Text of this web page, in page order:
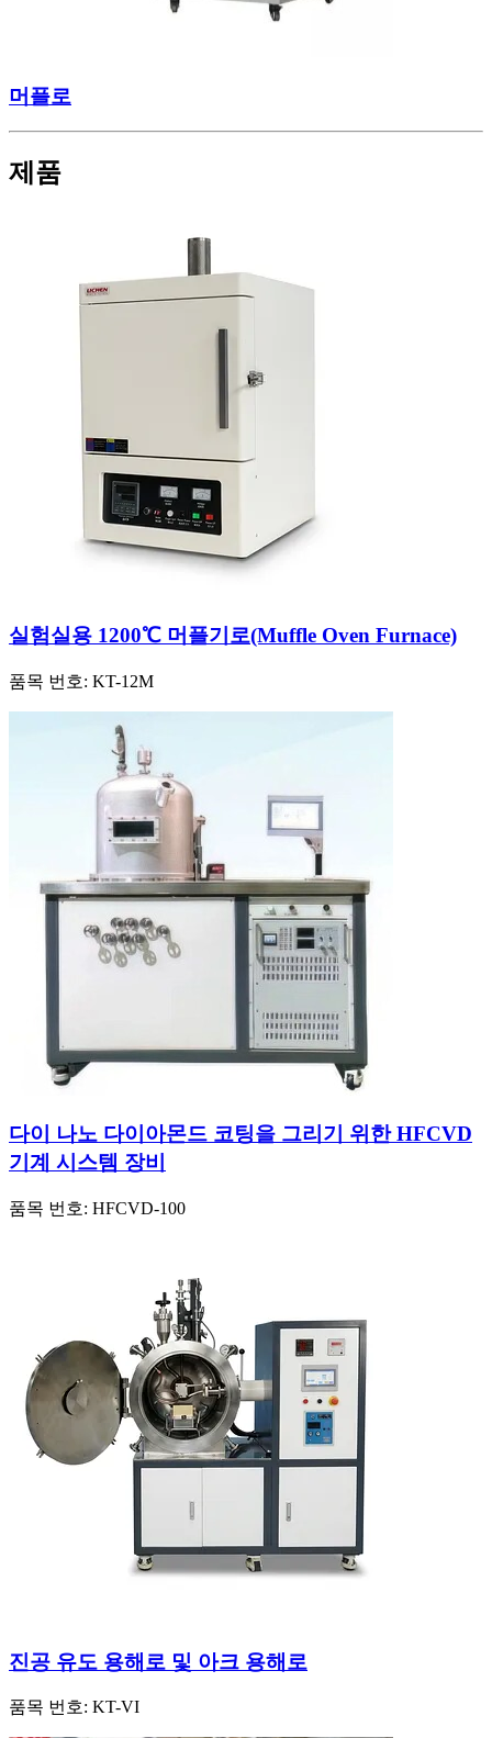
머플로
제품
실험실용 1200℃ 머플기로(Muffle Oven Furnace)
품목 번호: KT-12M
다이 나노 다이아몬드 코팅을 그리기 위한 HFCVD
기계 시스템 장비
품목 번호: HFCVD-100
진공 유도 용해로 및 아크 용해로
품목 번호: KT-VI